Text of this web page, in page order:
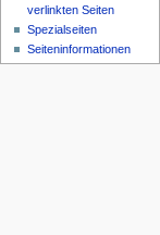
verlinkten Seiten
Spezialseiten
Seiteninformationen